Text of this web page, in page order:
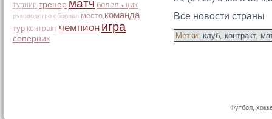
турнир тренер матч болельщик
руководство сборная место команда
тур контракт чемпион игра
соперник
Все новости страны
Метки: клуб, контракт,
Футбол,